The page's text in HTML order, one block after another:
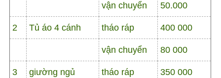
vận chuyển 50.000
2 Tủ áo 4 cánh tháo ráp 400 000
vận chuyển 80 000
3 giường ngủ tháo ráp 350 000